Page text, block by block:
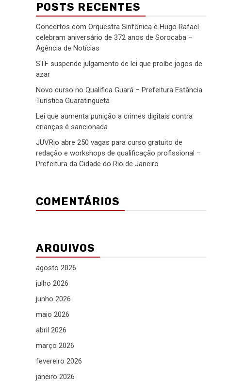
POSTS RECENTES
Concertos com Orquestra Sinfônica e Hugo Rafael
celebram aniversário de 372 anos de Sorocaba –
Agência de Notícias
STF suspende julgamento de lei que proíbe jogos de
azar
Novo curso no Qualifica Guará – Prefeitura Estância
Turística Guaratinguetá
Lei que aumenta punição a crimes digitais contra
crianças é sancionada
JUVRio abre 250 vagas para curso gratuito de
redação e workshops de qualificação profissional –
Prefeitura da Cidade do Rio de Janeiro
COMENTÁRIOS
ARQUIVOS
agosto 2026
julho 2026
junho 2026
maio 2026
abril 2026
março 2026
fevereiro 2026
janeiro 2026